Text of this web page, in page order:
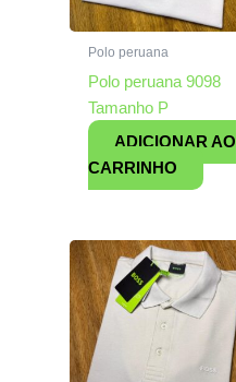
Polo peruana
Polo peruana 9098
Tamanho P
ADICIONAR AO
CARRINHO